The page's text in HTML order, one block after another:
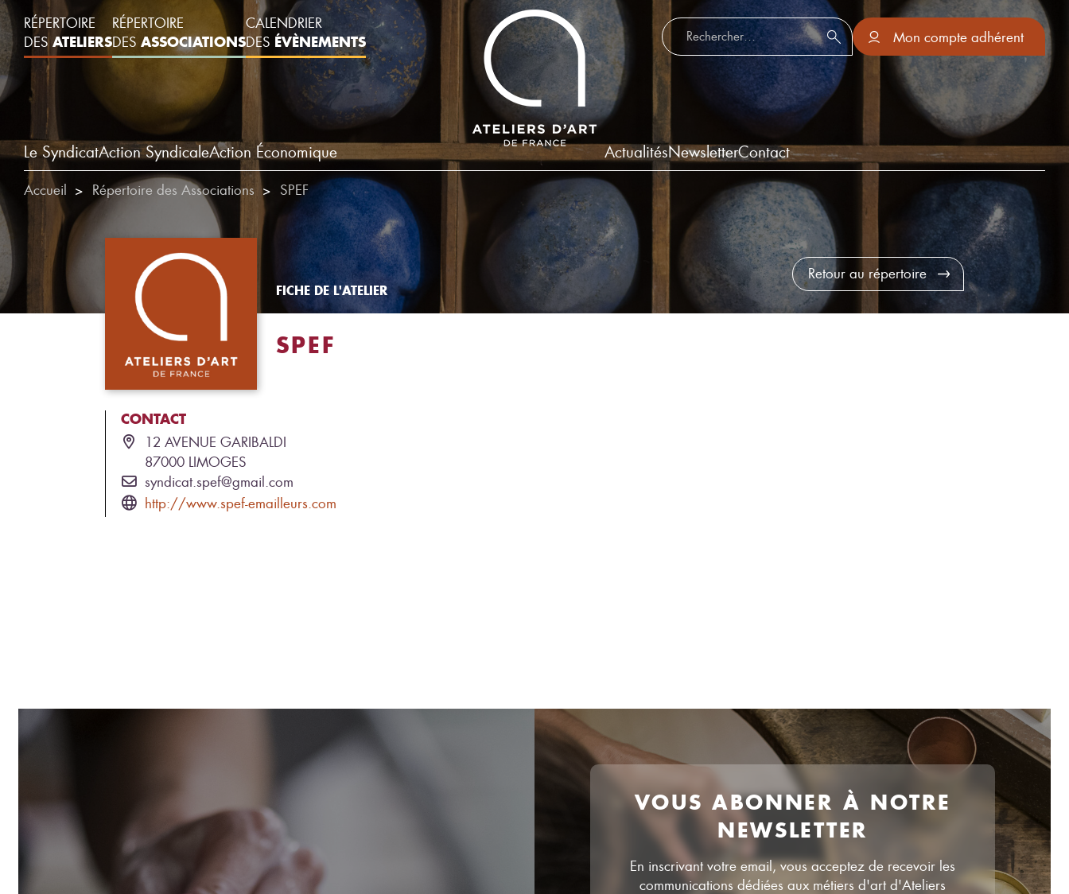
RÉPERTOIRE
DES ATELIERS
RÉPERTOIRE
DES ASSOCIATIONS
CALENDRIER
DES ÉVÈNEMENTS
Le SyndicatAction SyndicaleAction Économique
Rechercher :
Mon compte adhérent
ActualitésNewsletterContact
Accueil Répertoire des Associations SPEF
FICHE DE L'ATELIER
SPEF
CONTACT
12 AVENUE GARIBALDI
87000 LIMOGES
syndicat.spef@gmail.com
http://www.spef-emailleurs.com
Retour au répertoire
VOUS ABONNER À NOTRE
NEWSLETTER
En inscrivant votre email, vous acceptez de recevoir les
communications dédiées aux métiers d'art d'Ateliers